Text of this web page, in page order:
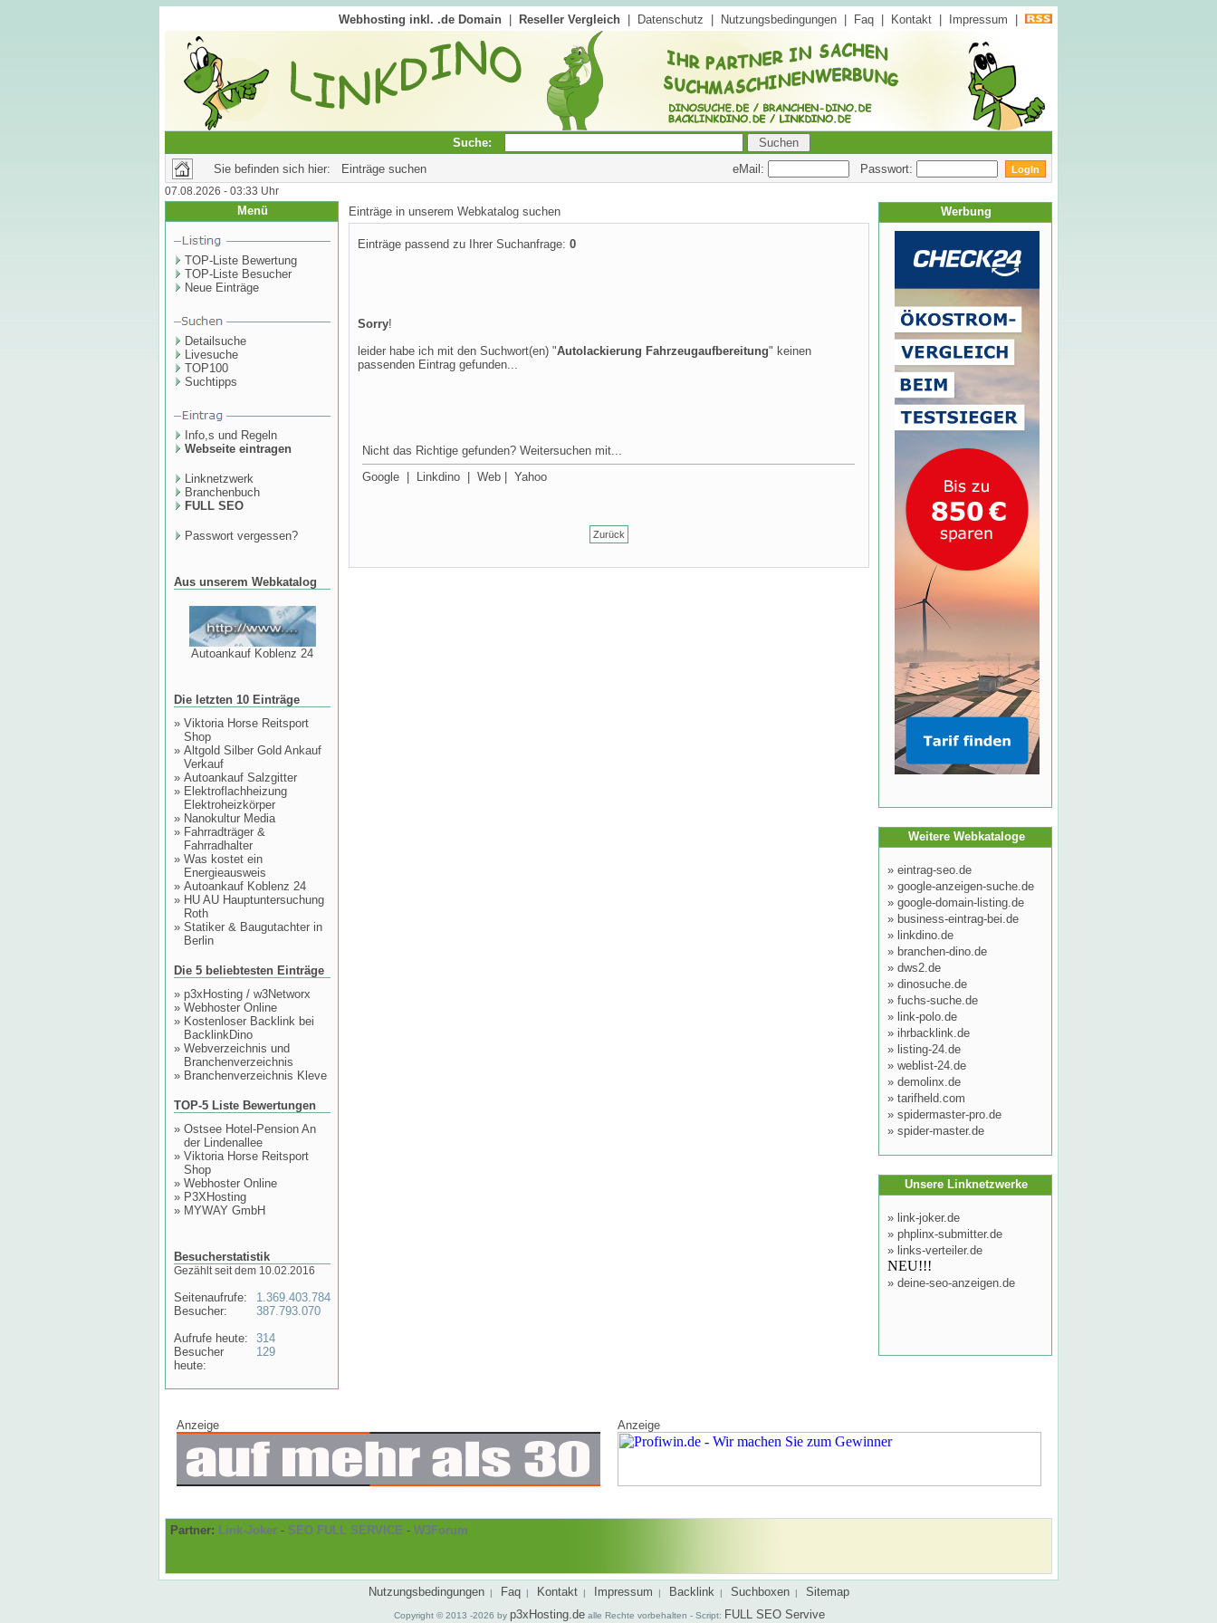
Webhosting inkl. .de Domain Reseller Vergleich Datenschutz Nutzungsbedingungen Faq Kontakt Impressum
Suche:
Sie befinden sich hier: Einträge suchen
eMail: Passwort:
07.08.2026 - 03:33 Uhr
Menü
TOP-Liste Bewertung
TOP-Liste Besucher
Neue Einträge
Detailsuche
Livesuche
TOP100
Suchtipps
Info,s und Regeln
Webseite eintragen
Linknetzwerk
Branchenbuch
FULL SEO
Passwort vergessen?
Aus unserem Webkatalog
Autoankauf Koblenz 24
Die letzten 10 Einträge
» Viktoria Horse Reitsport
Shop
» Altgold Silber Gold Ankauf
Verkauf
» Autoankauf Salzgitter
» Elektroflachheizung
Elektroheizkörper
» Nanokultur Media
» Fahrradträger &
Fahrradhalter
» Was kostet ein
Energieausweis
» Autoankauf Koblenz 24
» HU AU Hauptuntersuchung
Roth
» Statiker & Baugutachter in
Berlin
Die 5 beliebtesten Einträge
» p3xHosting / w3Networx
» Webhoster Online
» Kostenloser Backlink bei
BacklinkDino
» Webverzeichnis und
Branchenverzeichnis
» Branchenverzeichnis Kleve
TOP-5 Liste Bewertungen
» Ostsee Hotel-Pension An
der Lindenallee
» Viktoria Horse Reitsport
Shop
» Webhoster Online
» P3XHosting
» MYWAY GmbH
Besucherstatistik
Gezählt seit dem 10.02.2016
Seitenaufrufe:
Besucher:
Aufrufe heute:
Besucher
heute:
1.369.403.784
387.793.070
314
129
Einträge in unserem Webkatalog suchen
Einträge passend zu Ihrer Suchanfrage: 0
Sorry!
leider habe ich mit den Suchwort(en) "Autolackierung Fahrzeugaufbereitung" keinen
passenden Eintrag gefunden...
Nicht das Richtige gefunden? Weitersuchen mit...
Google
Linkdino Web Yahoo
Zurück
Werbung
Weitere Webkataloge
» eintrag-seo.de
» google-anzeigen-suche.de
» google-domain-listing.de
» business-eintrag-bei.de
» linkdino.de
» branchen-dino.de
» dws2.de
» dinosuche.de
» fuchs-suche.de
» link-polo.de
» ihrbacklink.de
» listing-24.de
» weblist-24.de
» demolinx.de
» tarifheld.com
» spidermaster-pro.de
» spider-master.de
Unsere Linknetzwerke
» link-joker.de
» phplinx-submitter.de
» links-verteiler.de
NEU!!!
» deine-seo-anzeigen.de
Anzeige Anzeige
Partner: Link-Joker - SEO FULL SERVICE - W3Forum
Nutzungsbedingungen | Faq | Kontakt | Impressum | Backlink | Suchboxen | Sitemap
Copyright © 2013 -2026 by p3xHosting.dealle Rechte vorbehalten - Script: FULL SEO Servive